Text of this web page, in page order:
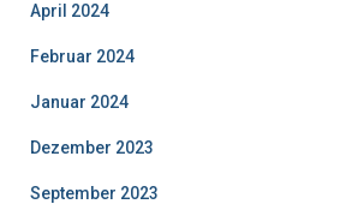
April 2024
Februar 2024
Januar 2024
Dezember 2023
September 2023